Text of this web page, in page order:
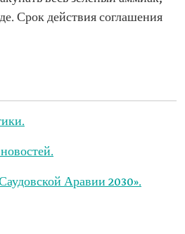
Срок действия соглашения
Аравии 2030».